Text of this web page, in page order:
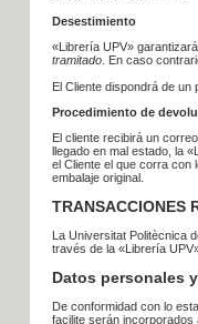
Desestimiento
«Librería UPV»
tramitado . En caso
El Cliente dispondrá de un
Procedimiento de
El cliente recibirá un
llegado en mal estado, la
el Cliente el que corra con
embalaje original.
TRANSACCIONES
La Universitat
través de la «Librería
Datos personales
De conformidad con lo
facilite serán incorporados